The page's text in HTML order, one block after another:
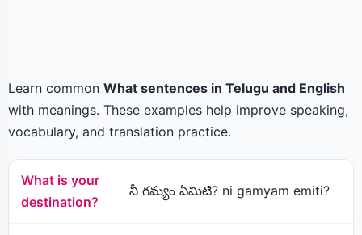
Learn common What sentences in Telugu and English
with meanings. These examples help improve speaking,
vocabulary, and translation practice.
What is your
destination?
నీ గమ్యం ఏమిటి? ni gamyam emiti?